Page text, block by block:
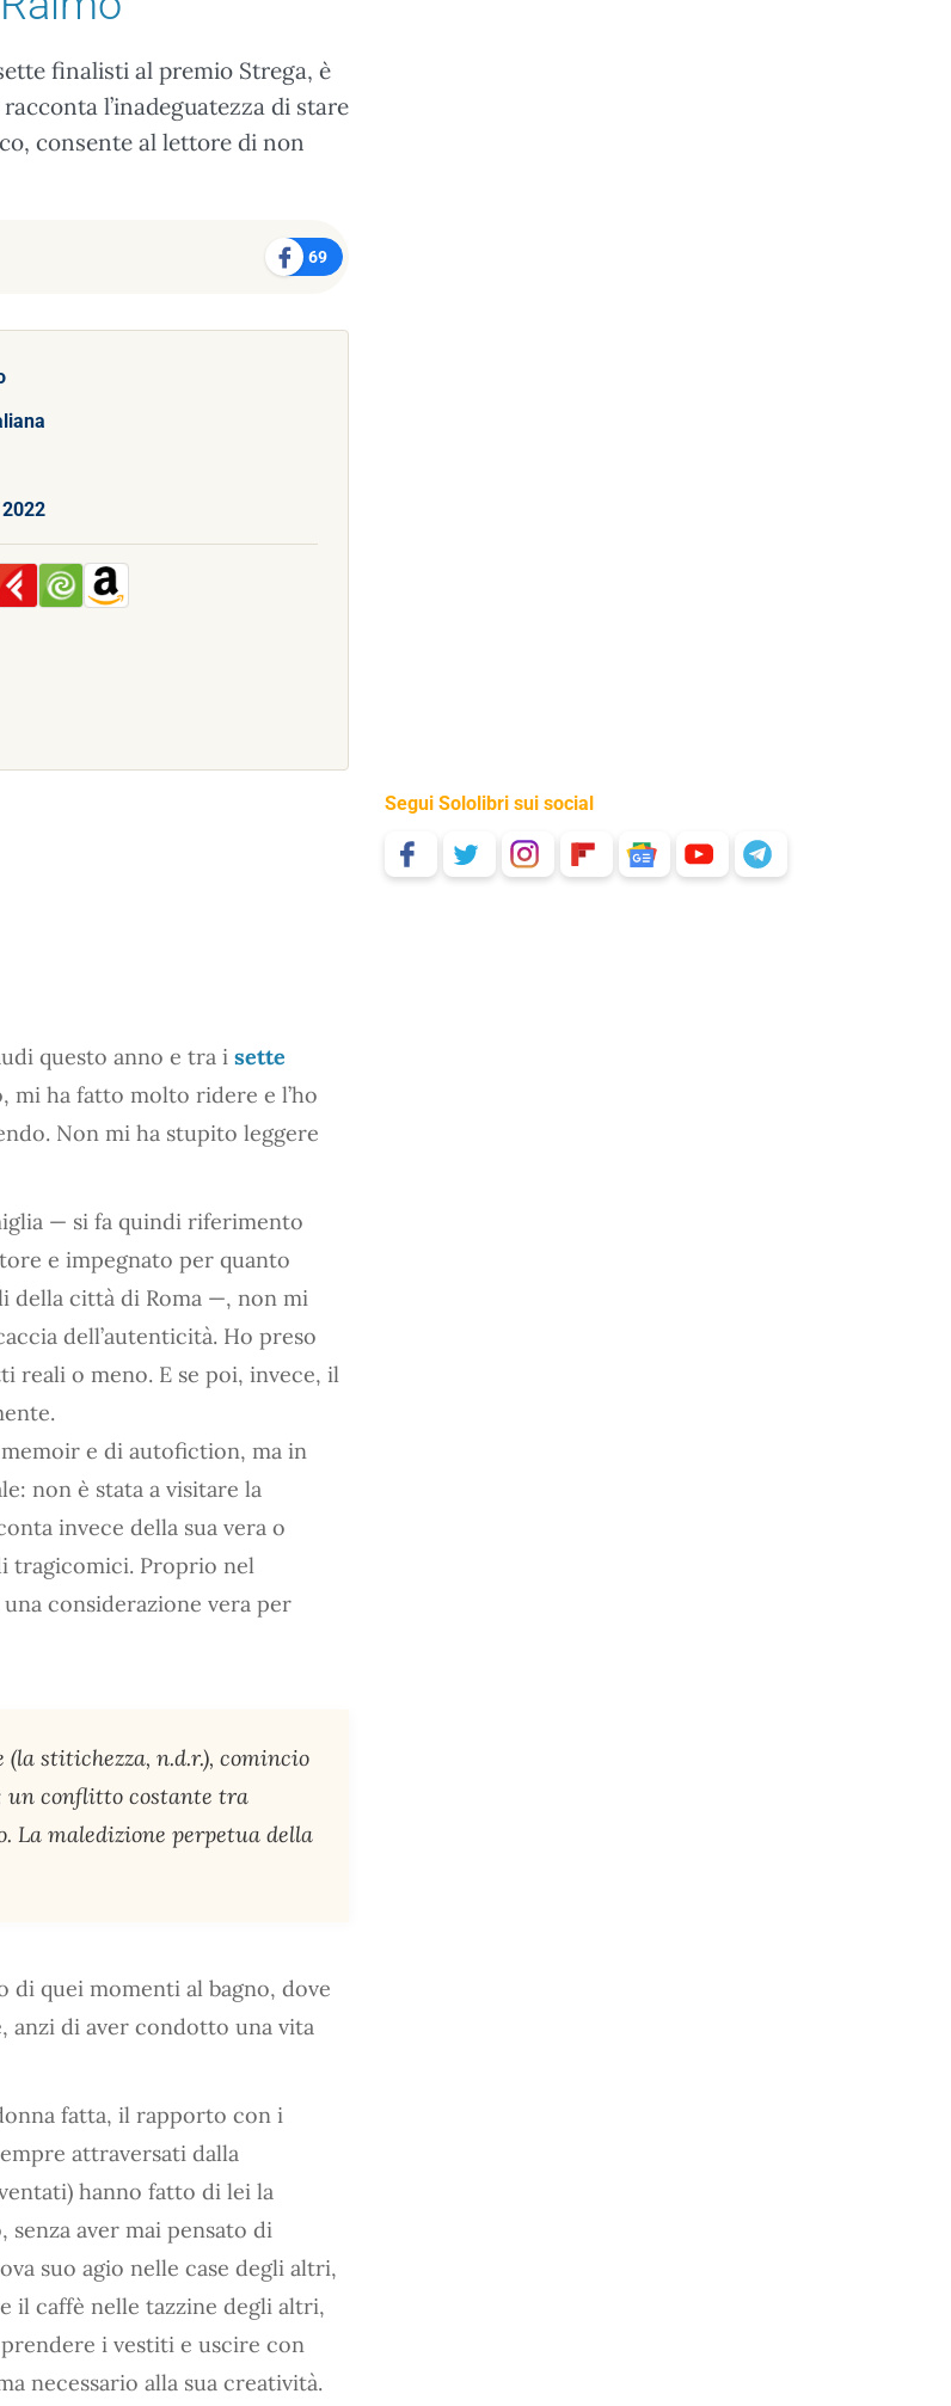
finalisti al premio Strega, è
l’inadeguatezza di stare
consente al lettore di non
69
2022
questo anno e tra i sette
mi ha fatto molto ridere e l’ho
Non mi ha stupito leggere
— si fa quindi riferimento
e impegnato per quanto
della città di Roma —, non mi
dell’autenticità. Ho preso
reali o meno. E se poi, invece, il
e di autofiction, ma in
non è stata a visitare la
invece della sua vera o
tragicomici. Proprio nel
considerazione vera per
stitichezza, n.d.r.), comincio
conflitto costante tra
La maledizione perpetua della
di quei momenti al bagno, dove
anzi di aver condotto una vita
fatta, il rapporto con i
attraversati dalla
hanno fatto di lei la
aver mai pensato di
suo agio nelle case degli altri,
il caffè nelle tazzine degli altri,
i vestiti e uscire con
necessario alla sua creatività.
Segui Sololibri sui social